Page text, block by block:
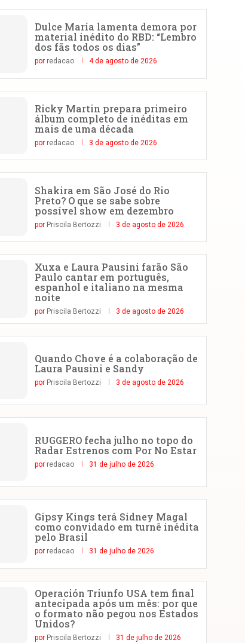
Dulce María lamenta demora por
material inédito do RBD: “Lembro
dos fãs todos os dias”
por redacao 4 de agosto de 2026
Ricky Martin prepara primeiro
álbum completo de inéditas em
mais de uma década
por redacao 3 de agosto de 2026
Shakira em São José do Rio
Preto? O que se sabe sobre
possível show em dezembro
por Priscila Bertozzi 3 de agosto de 2026
Xuxa e Laura Pausini farão São
Paulo cantar em português,
espanhol e italiano na mesma
noite
por Priscila Bertozzi 3 de agosto de 2026
Quando Chove é a colaboração de
Laura Pausini e Sandy
por Priscila Bertozzi 3 de agosto de 2026
RUGGERO fecha julho no topo do
Radar Estrenos com Por No Estar
por redacao 31 de julho de 2026
Gipsy Kings terá Sidney Magal
como convidado em turnê inédita
pelo Brasil
por redacao 31 de julho de 2026
Operación Triunfo USA tem final
antecipada após um mês: por que
o formato não pegou nos Estados
Unidos?
por Priscila Bertozzi 31 de julho de 2026